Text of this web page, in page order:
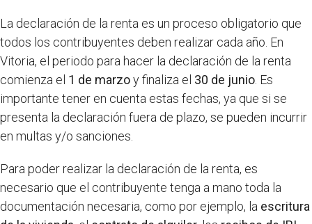
La declaración de la renta es un proceso obligatorio que
todos los contribuyentes deben realizar cada año. En
Vitoria, el periodo para hacer la declaración de la renta
comienza el 1 de marzoy finaliza el 30 de junio . Es
importante tener en cuenta estas fechas, ya que si se
presenta la declaración fuera de plazo, se pueden incurrir
en multas y/o sanciones.
Para poder realizar la declaración de la renta, es
necesario que el contribuyente tenga a mano toda la
documentación necesaria, como por ejemplo, la escritura